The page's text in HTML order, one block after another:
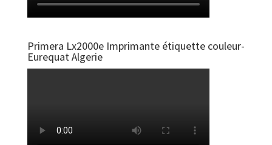
Primera Lx2000e Imprimante étiquette couleur-
Eurequat Algerie